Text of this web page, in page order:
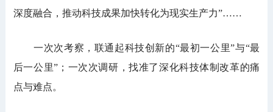
深度融合，推动科技成果加快转化为现实生产力”……
一次次考察，联通起科技创新的“最初一公里”与“最
后一公里”；一次次调研，找准了深化科技体制改革的痛
点与难点。